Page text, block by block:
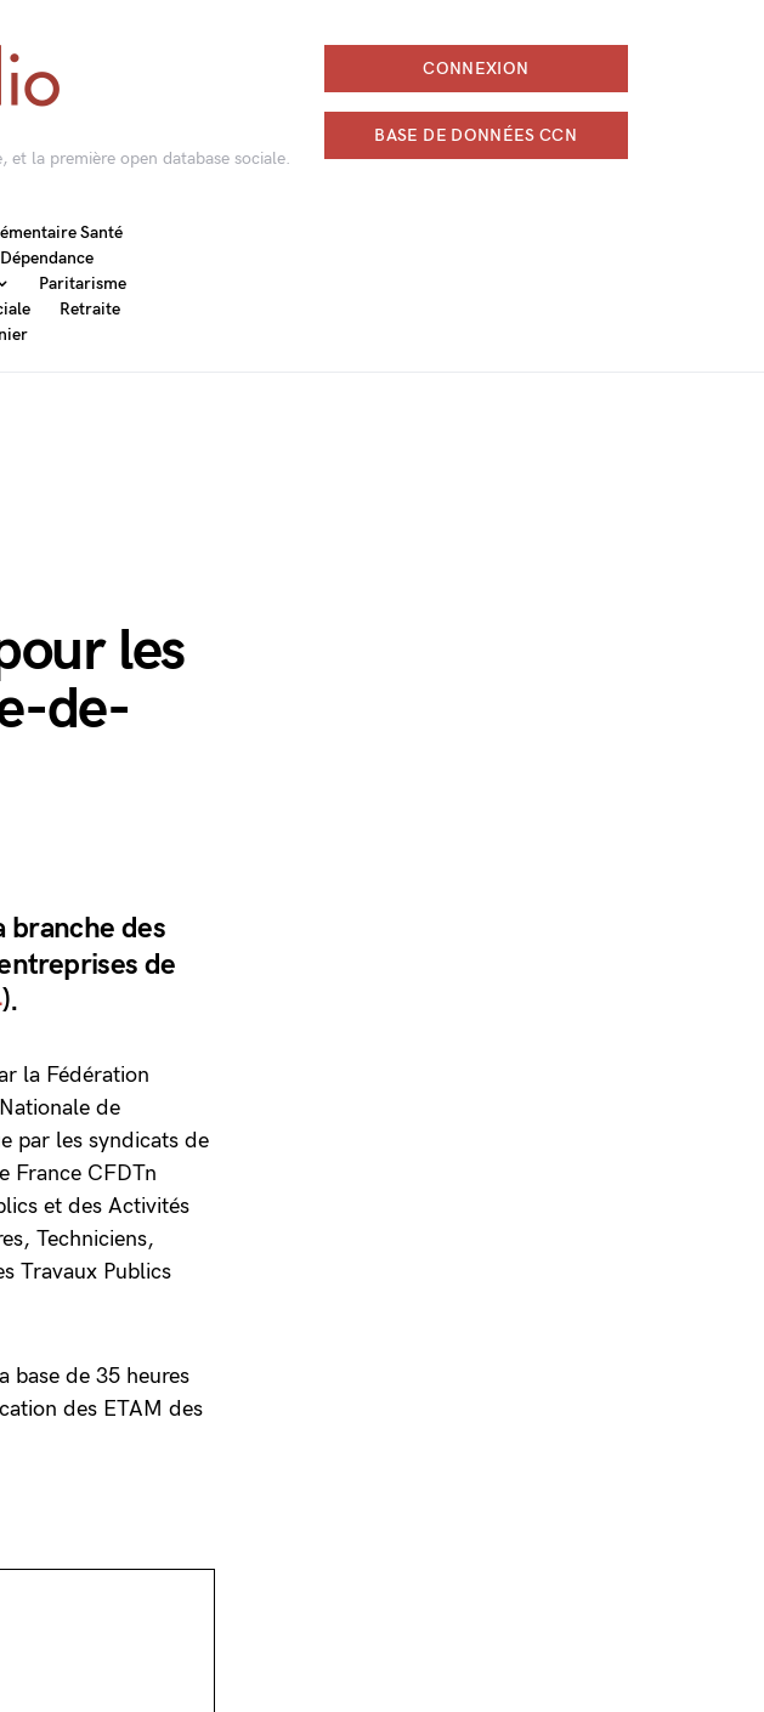
la première open database sociale.
CONNEXION
BASE DE DONNÉES CCN
Santé
Dépendance
Paritarisme
Retraite
les
de-
branche des
de
).
la Fédération
de
par les syndicats de
France CFDTn
et des Activités
Techniciens,
Travaux Publics
base de 35 heures
des ETAM des